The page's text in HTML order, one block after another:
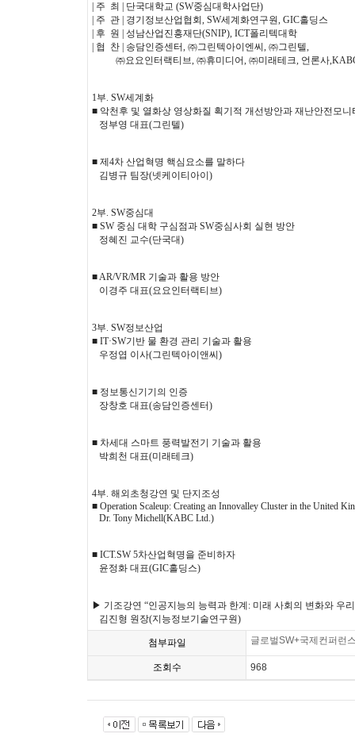
| 주 최 | 단국대학교 (SW중심대학사업단)
| 주 관 | 경기정보산업협회, SW세계화연구원, GIC홀딩스
| 후 원 | 성남산업진흥재단(SNIP), ICT폴리텍대학
| 협 찬 | 송담인증센터, ㈜그린텍아이엔씨, ㈜그린텔,
㈜요요인터랙티브, ㈜휴미디어, ㈜미래테크, 언론사
1부. SW세계화
■ 악천후 및 열화상 영상화질 획기적 개선방안과 재난안전모니
정부영 대표(그린텔)
■ 제4차 산업혁명 핵심요소를 말하다
김병규 팀장(넷케이티아이)
2부. SW중심대
■ SW 중심 대학 구심점과 SW중심사회 실현 방안
정혜진 교수(단국대)
■ AR/VR/MR 기술과 활용 방안
이경주 대표(요요인터랙티브)
3부. SW정보산업
■ IT·SW기반 물 환경 관리 기술과 활용
우정엽 이사(그린텍아이앤씨)
■ 정보통신기기의 인증
장창호 대표(송담인증센터)
■ 차세대 스마트 풍력발전기 기술과 활용
박희천 대표(미래테크)
4부. 해외초청강연 및 단지조성
■ Operation Scaleup: Creating an Innovalley Cluster in the United
Dr. Tony Michell(KABC Ltd.)
■ ICT.SW 5차산업혁명을 준비하자
윤정화 대표(GIC홀딩스)
▶ 기조강연 “인공지능의 능력과 한계: 미래 사회의 변화와 우
김진형 원장(지능정보기술연구원)
첨부파일 글로벌SW+국제컨퍼런
조회수 968